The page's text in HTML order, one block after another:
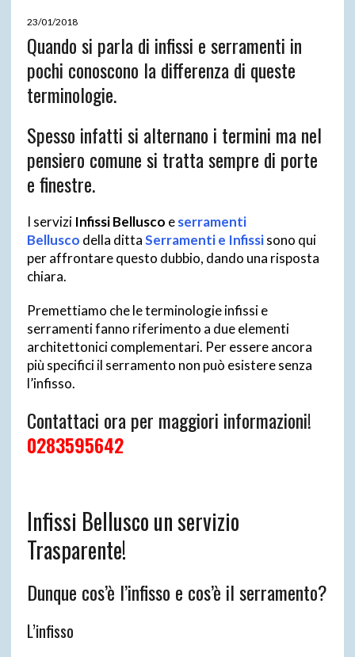
23/01/2018
Quando si parla di infissi e serramenti in
pochi conoscono la differenza di queste
terminologie.
Spesso infatti si alternano i termini ma nel
pensiero comune si tratta sempre di porte
e finestre.
I servizi Infissi Bellusco eserramenti
Bellusco della dittaSerramenti e Infissisono qui
per affrontare questo dubbio, dando una risposta
chiara.
Premettiamo che le terminologie infissi e
serramenti fanno riferimento a due elementi
architettonici complementari. Per essere ancora
più specifici il serramento non può esistere senza
l’infisso.
Contattaci ora per maggiori informazioni!
0283595642
Infissi Bellusco un servizio
Trasparente!
Dunque cos’è l’infisso e cos’è il serramento?
L’infisso